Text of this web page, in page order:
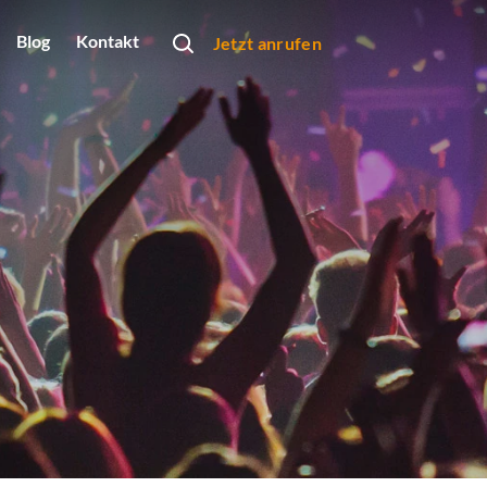
Blog Kontakt Jetzt anrufen